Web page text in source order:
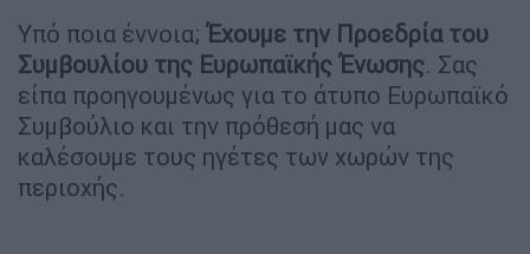
Υπό ποια έννοια; Έχουμε την Προεδρία του
Συμβουλίου της Ευρωπαϊκής Ένωσης. Σας
είπα προηγουμένως για το άτυπο Ευρωπαϊκό
Συμβούλιο και την πρόθεσή μας να
καλέσουμε τους ηγέτες των χωρών της
περιοχής.